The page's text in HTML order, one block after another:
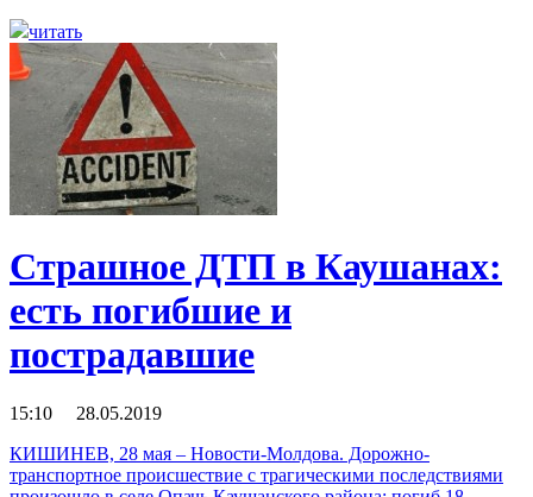
читать
Страшное ДТП в Каушанах:
есть погибшие и
пострадавшие
15:10 28.05.2019
КИШИНЕВ, 28 мая – Новости-Молдова. Дорожно-
транспортное происшествие с трагическими последствиями